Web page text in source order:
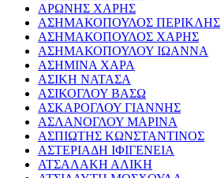
ΑΡΩΝΗΣ ΧΑΡΗΣ
ΑΣΗΜΑΚΟΠΟΥΛΟΣ ΠΕΡΙΚΛΗΣ
ΑΣΗΜΑΚΟΠΟΥΛΟΣ ΧΑΡΗΣ
ΑΣΗΜΑΚΟΠΟΥΛΟΥ ΙΩΑΝΝΑ
ΑΣΗΜΙΝΑ ΧΑΡΑ
ΑΣΙΚΗ ΝΑΤΑΣΑ
ΑΣΙΚΟΓΛΟΥ ΒΑΣΩ
ΑΣΚΑΡΟΓΛΟΥ ΓΙΑΝΝΗΣ
ΑΣΛΑΝΟΓΛΟΥ ΜΑΡΙΝΑ
ΑΣΠΙΩΤΗΣ ΚΩΝΣΤΑΝΤΙΝΟΣ
ΑΣΤΕΡΙΑΔΗ ΙΦΙΓΕΝΕΙΑ
ΑΤΣΑΛΑΚΗ ΑΛΙΚΗ